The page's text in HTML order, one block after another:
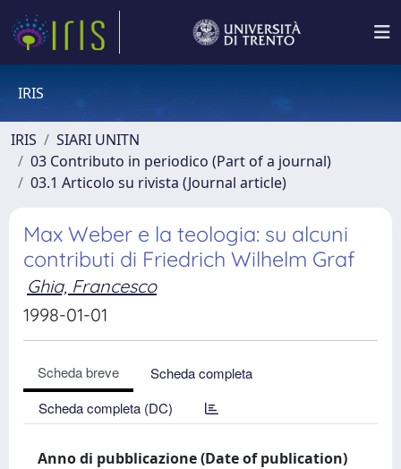
IRIS
IRIS
SIARI UNITN
03 Contributo in periodico (Part of a journal)
03.1 Articolo su rivista (Journal article)
Max Weber e la teologia: su alcuni
contributi di Friedrich Wilhelm Graf
Ghia, Francesco
1998-01-01
Scheda breve
Scheda completa
Scheda completa (DC)
Anno di pubblicazione (Date of publication)